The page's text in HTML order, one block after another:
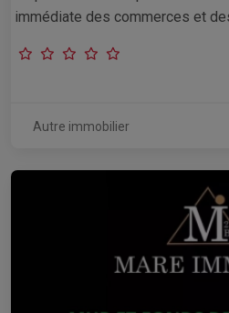
immédiate des commerces et
Autre immobilier